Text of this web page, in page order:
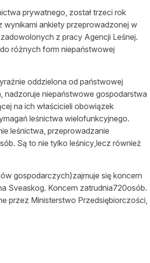
prywatnego, został trzeci rok
wynikami ankiety przeprowadzonej w
z pracy Agencji Leśnej.
do różnych form niepaństwowej
oddzielona od państwowej
nadzoruje niepaństwowe gospodarstwa
na ich właścicieli obowiązek
leśnictwa wielofunkcyjnego.
leśnictwa, przeprowadzanie
Są to nie tylko leśnicy,lecz również
gospodarczych)zajmuje się koncern
Sveaskog. Koncern zatrudnia720osób.
przez Ministerstwo Przedsiębiorczości,